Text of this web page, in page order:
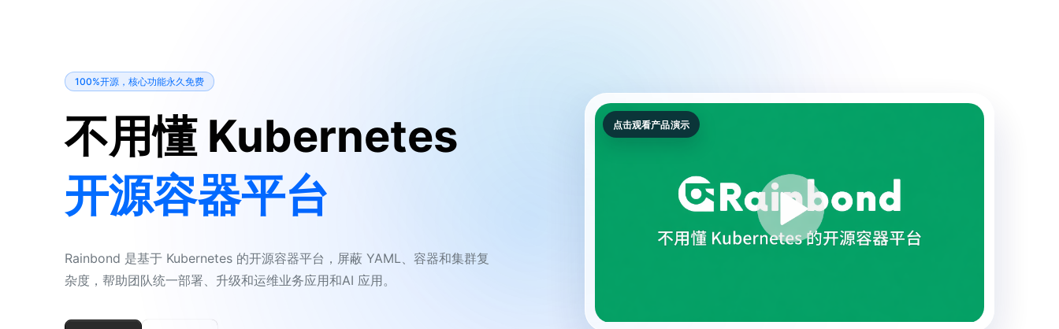
100%开源，核心功能永久免费
不用懂 Kubernetes
开源容器平台
Rainbond 是基于 Kubernetes 的开源容器平台，屏蔽 YAML、容器和集群复
杂度，帮助团队统一部署、升级和运维业务应用和AI 应用。
点击观看产品演示